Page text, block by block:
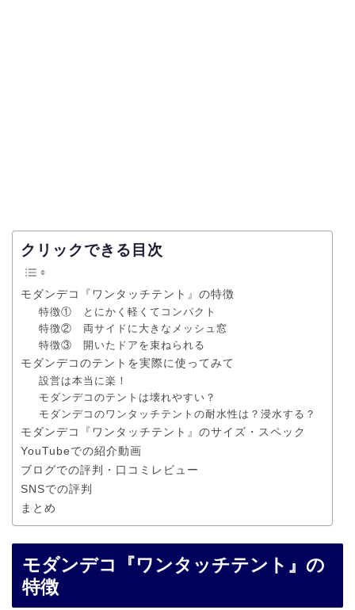
クリックできる目次
モダンデコ『ワンタッチテント』の特徴
特徴① とにかく軽くてコンパクト
特徴② 両サイドに大きなメッシュ窓
特徴③ 開いたドアを束ねられる
モダンデコのテントを実際に使ってみて
設営は本当に楽！
モダンデコのテントは壊れやすい？
モダンデコのワンタッチテントの耐水性は？浸水する？
モダンデコ『ワンタッチテント』のサイズ・スペック
YouTubeでの紹介動画
ブログでの評判・口コミレビュー
SNSでの評判
まとめ
モダンデコ『ワンタッチテント』の
特徴